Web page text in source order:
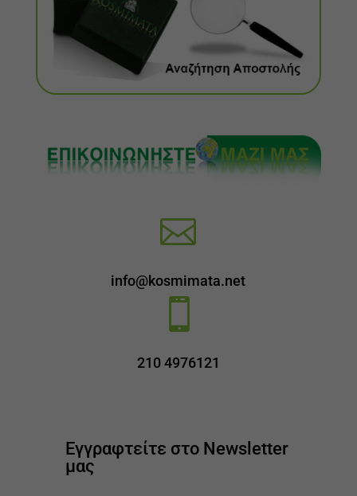

info@kosmimata.net

210 4976121
Εγγραφτείτε στο Newsletter
μας